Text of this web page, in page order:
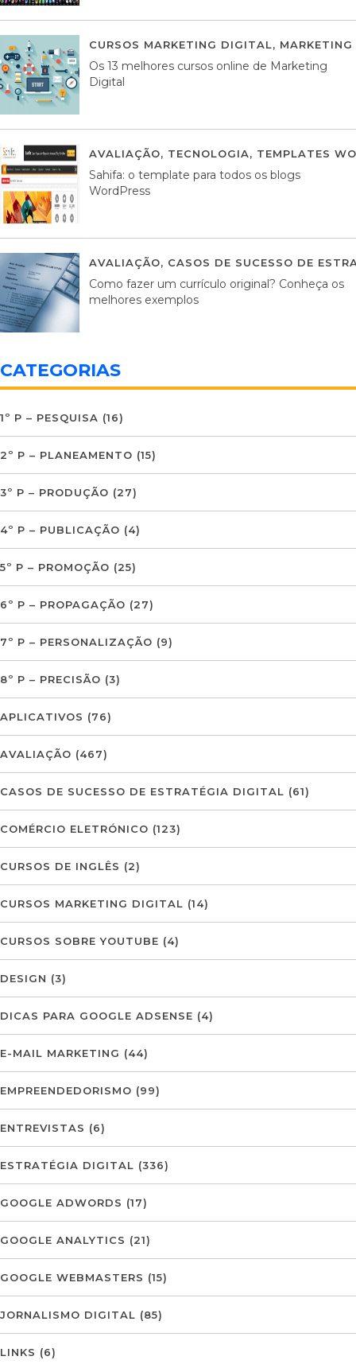
CURSOS MARKETING DIGITAL,
Os 13 melhores cursos online de Marketing
Digital
AVALIAÇÃO, TECNOLOGIA, TEMPLATES
Sahifa: o template para todos os blogs
WordPress
AVALIAÇÃO, CASOS DE SUCESSO DE
Como fazer um currículo original? Conheça os
melhores exemplos
CATEGORIAS
1º P – PESQUISA (16)
2º P – PLANEAMENTO (15)
3º P – PRODUÇÃO (27)
4º P – PUBLICAÇÃO (4)
5º P – PROMOÇÃO (25)
6º P – PROPAGAÇÃO (27)
7º P – PERSONALIZAÇÃO (9)
8º P – PRECISÃO (3)
APLICATIVOS (76)
AVALIAÇÃO (467)
CASOS DE SUCESSO DE ESTRATÉGIA DIGITAL (61)
COMÉRCIO ELETRÓNICO (123)
CURSOS DE INGLÊS (2)
CURSOS MARKETING DIGITAL (14)
CURSOS SOBRE YOUTUBE (4)
DESIGN (3)
DICAS PARA GOOGLE ADSENSE (4)
E-MAIL MARKETING (44)
EMPREENDEDORISMO (99)
ENTREVISTAS (6)
ESTRATÉGIA DIGITAL (336)
GOOGLE ADWORDS (17)
GOOGLE ANALYTICS (21)
GOOGLE WEBMASTERS (15)
JORNALISMO DIGITAL (85)
LINKS (6)